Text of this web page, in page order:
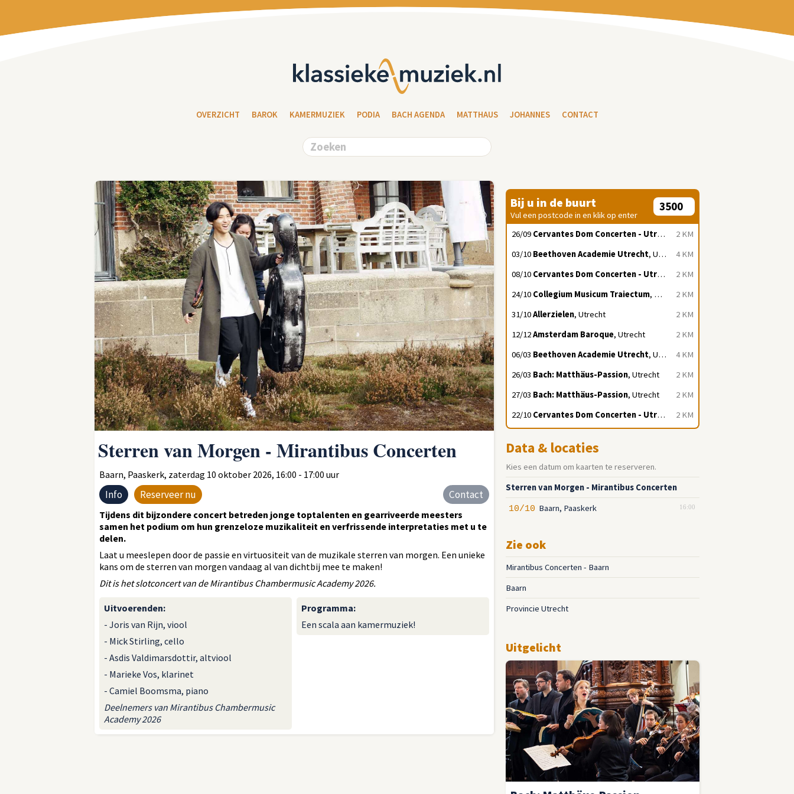
OVERZICHT BAROK KAMERMUZIEK PODIA BACH AGENDA MATTHAUS JOHANNES CONTACT
Sterren van Morgen - Mirantibus Concerten
Baarn, Paaskerk, zaterdag 10 oktober 2026, 16:00 - 17:00 uur
Info Reserveer nu Contact
Tijdens dit bijzondere concert betreden jonge toptalenten en gearriveerde meesters
samen het podium om hun grenzeloze muzikaliteit en verfrissende interpretaties met u te
delen.
Laat u meeslepen door de passie en virtuositeit van de muzikale sterren van morgen. Een unieke
kans om de sterren van morgen vandaag al van dichtbij mee te maken!
Dit is het slotconcert van de Mirantibus Chambermusic Academy 2026.
Uitvoerenden:
- Joris van Rijn, viool
- Mick Stirling, cello
- Asdis Valdimarsdottir, altviool
- Marieke Vos, klarinet
- Camiel Boomsma, piano
Deelnemers van Mirantibus Chambermusic
Academy 2026
Programma:
Een scala aan kamermuziek!
Bij u in de buurt
Vul een postcode in en klik op enter
2 KM
26/09 Cervantes Dom Concerten - Utrecht
, Utrecht
4 KM
03/10 Beethoven Academie Utrecht, Utrecht
2 KM
08/10 Cervantes Dom Concerten - Utrecht
, Utrecht
2 KM
24/10 Collegium Musicum Traiectum, Utrecht
2 KM
31/10Allerzielen, Utrecht
2 KM
12/12Amsterdam Baroque, Utrecht
4 KM
06/03 Beethoven Academie Utrecht, Utrecht
2 KM
26/03 Bach: Matthäus-Passion, Utrecht
2 KM
27/03 Bach: Matthäus-Passion, Utrecht
2 KM
22/10 Cervantes Dom Concerten - Utrecht , Utrecht
Data & locaties
Kies een datum om kaarten te reserveren.
Sterren van Morgen - Mirantibus Concerten
16:00
10/10 Baarn, Paaskerk
Zie ook
Mirantibus Concerten - Baarn
Baarn
Provincie Utrecht
Uitgelicht